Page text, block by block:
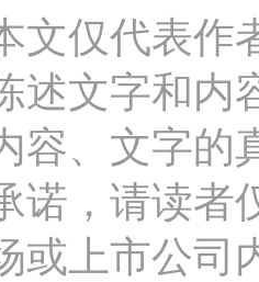
文仅代表作
述文字和内
容、文字的
诺，请读者
或上市公司